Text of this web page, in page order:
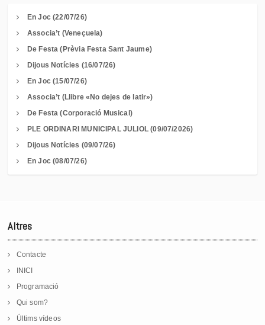
En Joc (22/07/26)
Associa’t (Veneçuela)
De Festa (Prèvia Festa Sant Jaume)
Dijous Notícies (16/07/26)
En Joc (15/07/26)
Associa’t (Llibre «No dejes de latir»)
De Festa (Corporació Musical)
PLE ORDINARI MUNICIPAL JULIOL (09/07/2026)
Dijous Notícies (09/07/26)
En Joc (08/07/26)
Altres
Contacte
INICI
Programació
Qui som?
Últims vídeos